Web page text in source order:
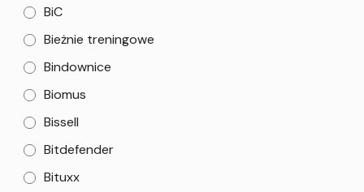
BiC
Bieżnie treningowe
Bindownice
Biomus
Bissell
Bitdefender
Bituxx